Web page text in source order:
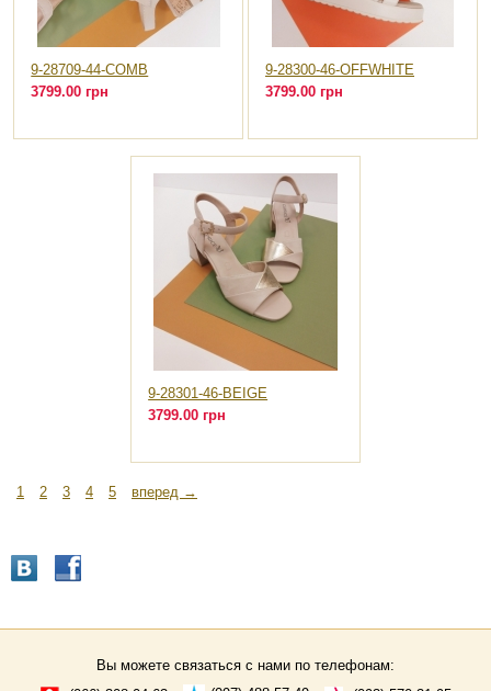
9-28709-44-COMB
3799.00 грн
9-28300-46-OFFWHITE
3799.00 грн
9-28301-46-BEIGE
3799.00 грн
1 2 3 4 5 вперед →
Вы можете связаться с нами по телефонам: